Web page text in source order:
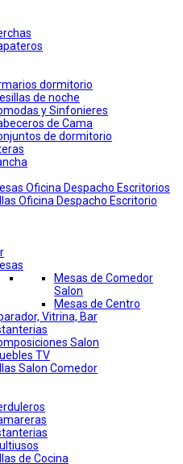
dormitorio
de noche
y Sinfonieres
de Cama
de dormitorio
Oficina Despacho Escritorios
Oficina Despacho Escritorio
Mesas de Comedor
Salon
Mesas de Centro
Vitrina, Bar
Salon
TV
Salon Comedor
de Cocina